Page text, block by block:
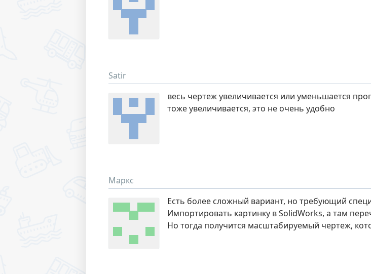
Satir
весь чертеж увеличивается или уменьшается
тоже увеличивается, это не очень удобно
Маркс
Есть более сложный вариант, но требующий
Импортировать картинку в SolidWorks, а там
Но тогда получится масштабируемый чертеж,